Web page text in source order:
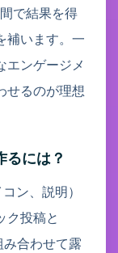
で結果を得
補います。一
エンゲージメ
せるのが理想
るには？
ン、説明）
ク投稿と
み合わせて露